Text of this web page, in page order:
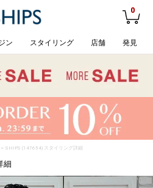
0
ン スタイリング 店舗 発見
SHIPS (147654) スタイリング詳細
細